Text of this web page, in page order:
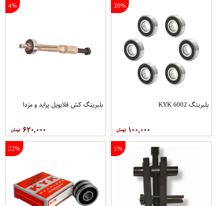
20%
بلبرینگ 6002 KYK
۱۰۰,۰۰۰
4%
بلبرینگ کش فلایویل پراید و مزدا
۶۲۰,۰۰۰
1%
22%